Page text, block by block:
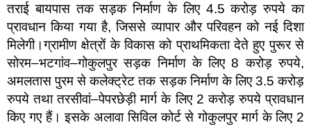
तराई बायपास तक सड़क निर्माण के लिए 4.5 करोड़ रुपये का
प्रावधान किया गया है, जिससे व्यापार और परिवहन को नई दिशा
मिलेगी।ग्रामीण क्षेत्रों के विकास को प्राथमिकता देते हुए पुरूर से
सोरम–भटगांव–गोकुलपुर सड़क निर्माण के लिए 8 करोड़ रुपये,
अमलतास पुरम से कलेक्ट्रेट तक सड़क निर्माण के लिए 3.5 करोड़
रुपये तथा तरसीवां–पेपरछेड़ी मार्ग के लिए 2 करोड़ रुपये प्रावधान
किए गए हैं। इसके अलावा सिविल कोर्ट से गोकुलपुर मार्ग के लिए 2